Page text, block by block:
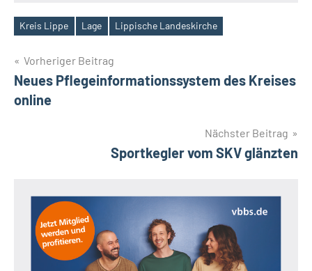
Schlagwörter
Kreis Lippe Lage Lippische Landeskirche
Beitragsnavigation
Vorheriger Beitrag
Neues Pflegeinformationssystem des Kreises
online
Nächster Beitrag
Sportkegler vom SKV glänzten